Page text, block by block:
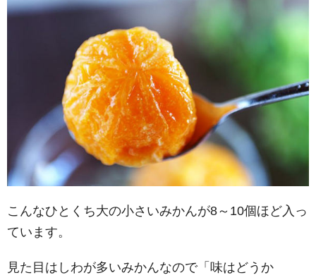
こんなひとくち大の小さいみかんが8～10個ほど入っ
ています。
見た目はしわが多いみかんなので「味はどうか